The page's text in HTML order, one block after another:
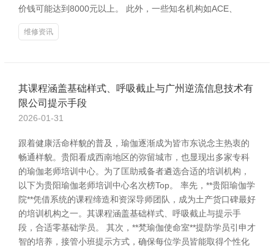
价钱可能达到8000元以上。 此外，一些知名机构如ACE、
维修资讯
其课程涵盖基础样式、呼吸截止与广州逆流信息技术有
限公司提示手段
2026-01-31
跟着健康活命样貌的普及，瑜伽逐渐成为皆市东说念主热衷的
畅通样貌。贵阳看成西南地区的弥留城市，也显现出多家专科
的瑜伽老师培训中心。为了匡助戒备者遴选合适的培训机构，
以下为贵阳瑜伽老师培训中心名次榜Top。 率先，**贵阳瑜伽学
院**凭借系统的课程缔造和资深导师团队，成为土产货口碑最好
的培训机构之一。其课程涵盖基础样式、呼吸截止与提示手
段，合适零基础学员。 其次，**梵瑜伽使命室**提防学员引申才
智的培养，接管小班提示方式，确保每位学员皆能取得个性化